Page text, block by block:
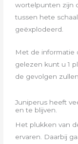
wortelpunten zijn
tussen hete
geëxplodeerd.
Met de informatie
gelezen kunt u 1
de gevolgen
Juniperus heeft
en te blijven.
Het plukken van
ervaren. Daarbij